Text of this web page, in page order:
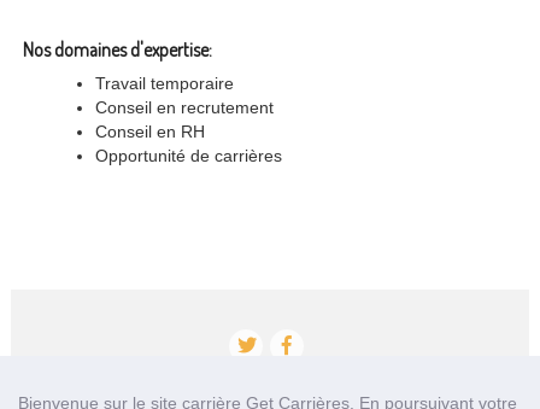
Bienvenue sur le site carrière Get Carrières. En poursuivant votre
Nos domaines d'expertise:
Travail temporaire
Conseil en recrutement
Conseil en RH
Opportunité de carrières